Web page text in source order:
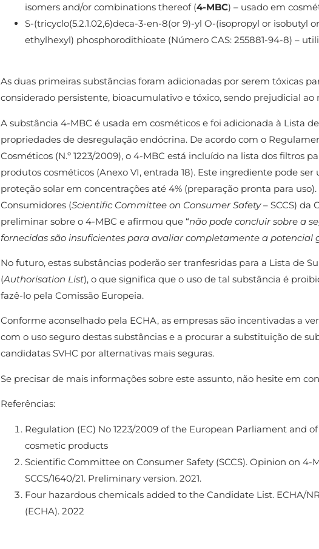
isomers and/or combinations thereof (4-MBC) – usado em
S-(tricyclo(5.2.1.02,6)deca-3-en-8(or 9)-yl O-(isopropyl or isobutyl
ethylhexyl) phosphorodithioate (Número CAS: 255881-94-8) –
As duas primeiras substâncias foram adicionadas por serem tóxicas
considerado persistente, bioacumulativo e tóxico, sendo prejudicial
A substância 4-MBC é usada em cosméticos e foi adicionada à Lista
propriedades de desregulação endócrina. De acordo com o
Cosméticos (N.º 1223/2009), o 4-MBC está incluído na lista dos filtros
produtos cosméticos (Anexo VI, entrada 18). Este ingrediente pode
proteção solar em concentrações até 4% (preparação pronta para
Consumidores (Scientific Committee on Consumer Safety– SCCS) da
preliminar sobre o 4-MBC e afirmou que “não pode concluir sobre a
fornecidas são insuficientes para avaliar completamente a potencial
No futuro, estas substâncias poderão ser tranfesridas para a Lista de
(Authorisation List), o que significa que o uso de tal substância é
fazê-lo pela Comissão Europeia.
Conforme aconselhado pela ECHA, as empresas são incentivadas a
com o uso seguro destas substâncias e a procurar a substituição de
candidatas SVHC por alternativas mais seguras.
Se precisar de mais informações sobre este assunto, não hesite em
Referências:
Regulation (EC) No 1223/2009 of the European Parliament and
cosmetic products
Scientific Committee on Consumer Safety (SCCS). Opinion on
SCCS/1640/21. Preliminary version. 2021.
Four hazardous chemicals added to the Candidate List. ECHA/
(ECHA). 2022